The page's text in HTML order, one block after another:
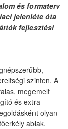
és formaterv
jelenléte óta
fejlesztési
szinten. A
megemelt
és extra
olyan
ablak.